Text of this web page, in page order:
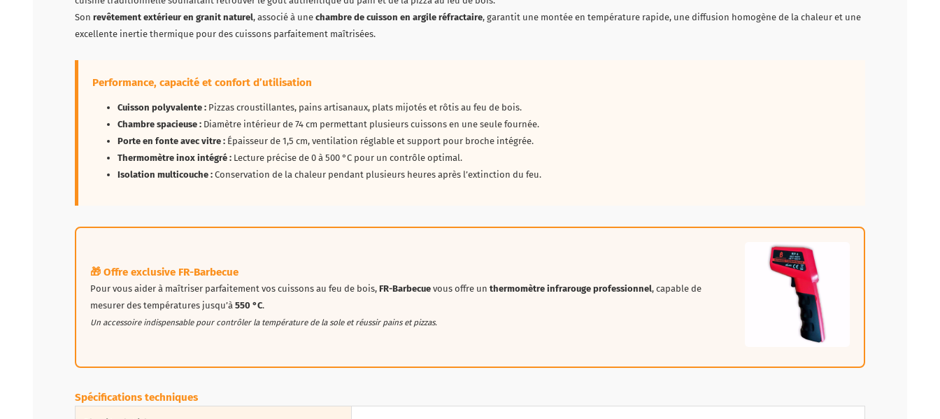
Son revêtement extérieur en granit naturel, associé à une chambre de cuisson en argile réfractaire, garantit une montée en température rapide, une diffusion homogène de la chaleur et une
excellente inertie thermique pour des cuissons parfaitement maîtrisées.
Performance, capacité et confort d’utilisation
Cuisson polyvalente : Pizzas croustillantes, pains artisanaux, plats mijotés et rôtis au feu de bois.
Chambre spacieuse : Diamètre intérieur de 74 cm permettant plusieurs cuissons en une seule fournée.
Porte en fonte avec vitre : Épaisseur de 1,5 cm, ventilation réglable et support pour broche intégrée.
Thermomètre inox intégré : Lecture précise de 0 à 500 °C pour un contrôle optimal.
Isolation multicouche : Conservation de la chaleur pendant plusieurs heures après l’extinction du feu.
🎁 Offre exclusive FR-Barbecue
Pour vous aider à maîtriser parfaitement vos cuissons au feu de bois, FR-Barbecue vous offre un thermomètre infrarouge professionnel, capable de
mesurer des températures jusqu’à 550 °C.
Un accessoire indispensable pour contrôler la température de la sole et réussir pains et pizzas.
Spécifications techniques